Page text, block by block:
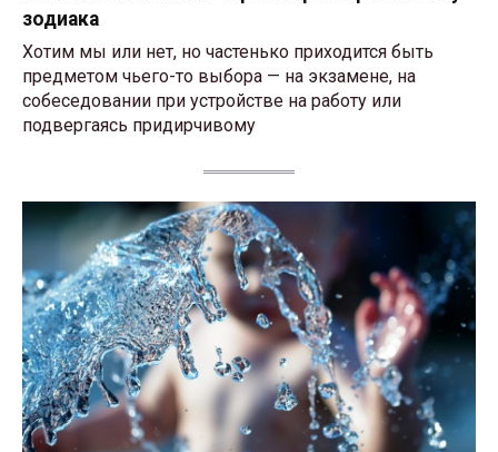
зодиака
Хотим мы или нет, но частенько приходится быть
предметом чьего-то выбора — на экзамене, на
собеседовании при устройстве на работу или
подвергаясь придирчивому